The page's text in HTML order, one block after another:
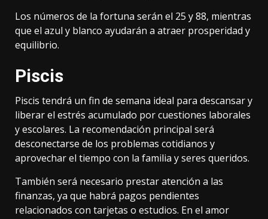
Los números de la fortuna serán el 25 y 88, mientras
que el azul y blanco ayudarán a atraer prosperidad y
equilibrio.
Piscis
Piscis tendrá un fin de semana ideal para descansar y
liberar el estrés acumulado por cuestiones laborales
y escolares. La recomendación principal será
desconectarse de los problemas cotidianos y
aprovechar el tiempo con la familia y seres queridos.
También será necesario prestar atención a las
finanzas, ya que habrá pagos pendientes
relacionados con tarjetas o estudios. En el amor